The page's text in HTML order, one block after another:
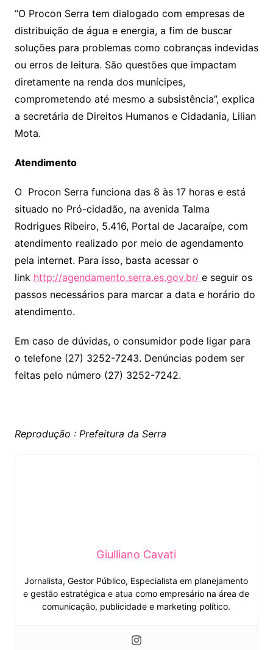
“O Procon Serra tem dialogado com empresas de
distribuição de água e energia, a fim de buscar
soluções para problemas como cobranças indevidas
ou erros de leitura. São questões que impactam
diretamente na renda dos munícipes,
comprometendo até mesmo a subsistência”, explica
a secretária de Direitos Humanos e Cidadania, Lilian
Mota.
Atendimento
O Procon Serra funciona das 8 às 17 horas e está
situado no Pró-cidadão, na avenida Talma
Rodrigues Ribeiro, 5.416, Portal de Jacaraípe, com
atendimento realizado por meio de agendamento
pela internet. Para isso, basta acessar o
link http://agendamento.serra.es.gov.br/ e seguir os
passos necessários para marcar a data e horário do
atendimento.
Em caso de dúvidas, o consumidor pode ligar para
o telefone (27) 3252-7243. Denúncias podem ser
feitas pelo número (27) 3252-7242.
Reprodução : Prefeitura da Serra
Giulliano Cavati
Jornalista, Gestor Público, Especialista em planejamento
e gestão estratégica e atua como empresário na área de
comunicação, publicidade e marketing político.